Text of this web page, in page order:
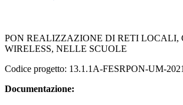
PON REALIZZAZIONE DI RETI LOCALI,
WIRELESS, NELLE SCUOLE
Codice progetto: 13.1.1A-FESRPON-UM-
Documentazione: